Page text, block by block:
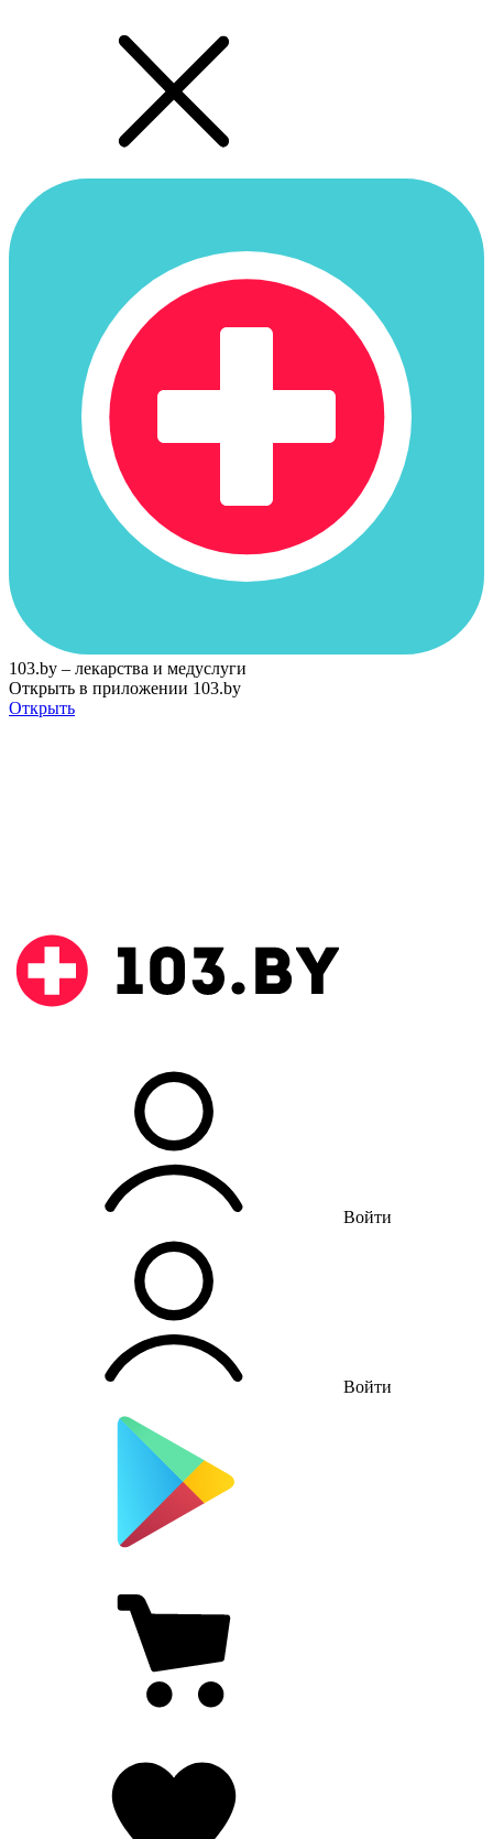
103.by – лекарства и медуслуги
Открыть в приложении 103.by
Открыть
Войти
Войти